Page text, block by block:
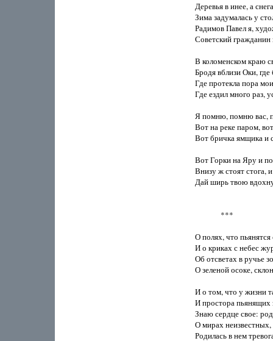
Деревья в инее, а
Зима задумалась у
Радимов Павел я,
Советский гражданин
В коломенском краю
Бродя вблизи Оки, где
Где протекла пора
Где ездил много раз,
Я помню, помню вас,
Вот на реке паром,
Вот бричка ямщика и
Вот Горки на Яру и
Внизу ж стоят стога,
Дай ширь твою
              ***
О полях, что
И о криках с небес
Об отсветах в ручье
О зеленой осоке,
И о том, что у жизни
И простора пьянящих
Знаю сердце свое:
О мирах